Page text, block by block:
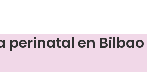
perinatal en Bilbao